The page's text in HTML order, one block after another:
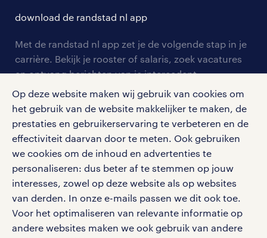
Op deze website maken wij gebruik van cookies om
het gebruik van de website makkelijker te maken, de
prestaties en gebruikerservaring te verbeteren en de
effectiviteit daarvan door te meten. Ook gebruiken
we cookies om de inhoud en advertenties te
personaliseren: dus beter af te stemmen op jouw
interesses, zowel op deze website als op websites
van derden. In onze e-mails passen we dit ook toe.
Voor het optimaliseren van relevante informatie op
andere websites maken we ook gebruik van andere
tarieven
personeel gezocht
aanmelden nieuwsbrief
solliciteren
blogs en artikelen
bruto-netto calculator
onze vestigingen
pers
klachten en misstanden
download de randstad nl app
Met de randstad nl app zet je de volgende stap in je
carrière. Bekijk je rooster of salaris, zoek vacatures
en ontvang berichten van je intercedent.
Eenvoudig, snel en overal.
apple app store
google play store
social media
Volg ons voor de leukste content omtrent
vacatures, solliciteren en inspiratie.